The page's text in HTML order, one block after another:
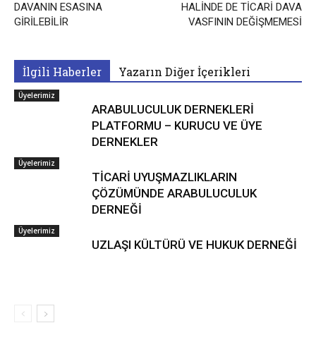
DAVANIN ESASINA
GİRİLEBİLİR
HALİNDE DE TİCARİ DAVA
VASFININ DEĞİŞMEMESİ
İlgili Haberler Yazarın Diğer İçerikleri
Üyelerimiz
ARABULUCULUK DERNEKLERİ
PLATFORMU – KURUCU VE ÜYE
DERNEKLER
Üyelerimiz
TİCARİ UYUŞMAZLIKLARIN
ÇÖZÜMÜNDE ARABULUCULUK
DERNEĞİ
Üyelerimiz
UZLAŞI KÜLTÜRÜ VE HUKUK DERNEĞİ